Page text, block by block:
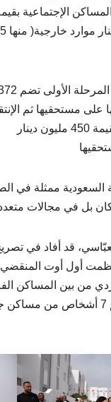
ليتم توزيعها على
ممثلة في
في مجالات متعددة
قد أفاد في
إلى تمكين بقية المنتفعين من ذوي